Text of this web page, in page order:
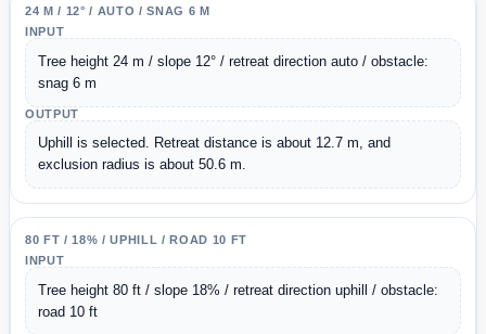
24 M / 12° / AUTO / SNAG 6 M
INPUT
Tree height 24 m / slope 12° / retreat direction auto / obstacle:
snag 6 m
OUTPUT
Uphill is selected. Retreat distance is about 12.7 m, and
exclusion radius is about 50.6 m.
80 FT / 18% / UPHILL / ROAD 10 FT
INPUT
Tree height 80 ft / slope 18% / retreat direction uphill / obstacle:
road 10 ft